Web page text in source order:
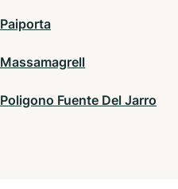
Paiporta
Massamagrell
Poligono Fuente Del Jarro